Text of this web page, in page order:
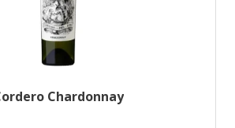
Chardonnay